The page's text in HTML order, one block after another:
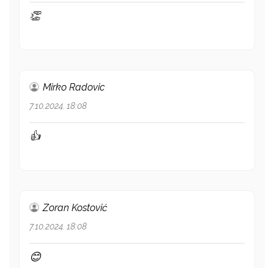
👏
Mirko Radovic
7.10.2024. 18:08
👍
Zoran Kostović
7.10.2024. 18:08
😊